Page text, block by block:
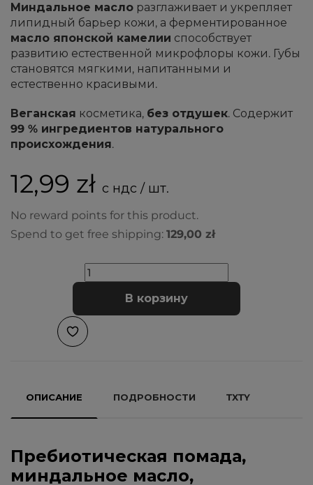
Миндальное масло разглаживает и укрепляет
липидный барьер кожи, а ферментированное
масло японской камелии способствует
развитию естественной микрофлоры кожи. Губы
становятся мягкими, напитанными и
естественно красивыми.
Веганская косметика, без отдушек. Содержит
99 % ингредиентов натурального
происхождения.
12,99 zł с ндс / шт.
No reward points for this product.
Spend to get free shipping: 129,00 zł
В корзину
ОПИСАНИЕ ПОДРОБНОСТИ TXTY
Пребиотическая помада,
миндальное масло,